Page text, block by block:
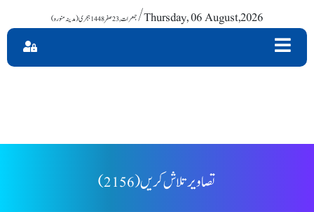
/ Thursday, 06 August,2026
(2156) تصاویر تلاش کریں